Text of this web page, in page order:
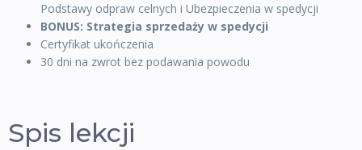
Podstawy odpraw celnych i Ubezpieczenia w spedycji
BONUS: Strategia sprzedaży w spedycji
Certyfikat ukończenia
30 dni na zwrot bez podawania powodu
Spis lekcji